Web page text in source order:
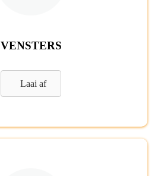
VENSTERS
Laai af